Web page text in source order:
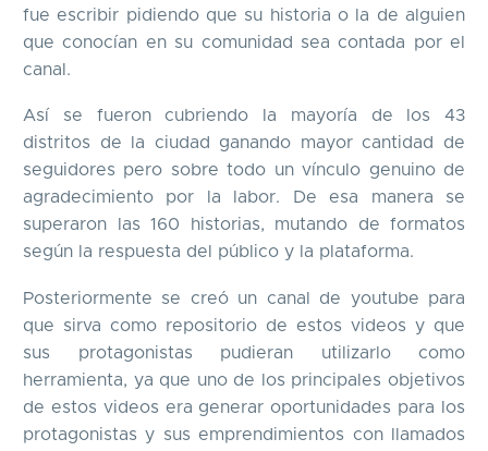
fue escribir pidiendo que su historia o la de alguien
que conocían en su comunidad sea contada por el
canal.
Así se fueron cubriendo la mayoría de los 43
distritos de la ciudad ganando mayor cantidad de
seguidores pero sobre todo un vínculo genuino de
agradecimiento por la labor. De esa manera se
superaron las 160 historias, mutando de formatos
según la respuesta del público y la plataforma.
Posteriormente se creó un canal de youtube para
que sirva como repositorio de estos videos y que
sus protagonistas pudieran utilizarlo como
herramienta, ya que uno de los principales objetivos
de estos videos era generar oportunidades para los
protagonistas y sus emprendimientos con llamados